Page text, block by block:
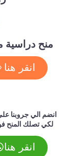
منح دراسية
انقر هنا
انضم الي جروبنا
لكي تصلك المنح
انقر هنا